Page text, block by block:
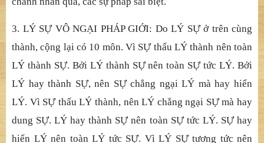
3. LÝ SỰ VÔ NGẠI PHÁP GIỚI: Do LÝ SỰ ở trên cùng
thành, cộng lại có 10 môn. Vì SỰ thấu LÝ thành nên toàn
LÝ thành SỰ. Bởi LÝ thành SỰ nên toàn SỰ tức LÝ. Bởi
LÝ hay thành SỰ, nên SỰ chẳng ngại LÝ mà hay hiển
LÝ. Vì SỰ thấu LÝ thành, nên LÝ chẳng ngại SỰ mà hay
dung SỰ. LÝ hay thành SỰ nên toàn SỰ tức LÝ. SỰ hay
hiển LÝ nên toàn LÝ tức SỰ. Vì LÝ SỰ tương tức nên